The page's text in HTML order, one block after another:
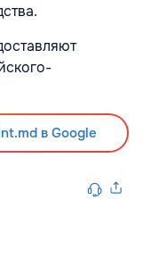
в Google